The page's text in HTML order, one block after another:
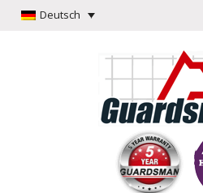
Deutsch